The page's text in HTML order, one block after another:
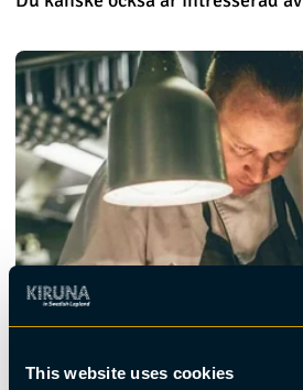
This website uses cookies